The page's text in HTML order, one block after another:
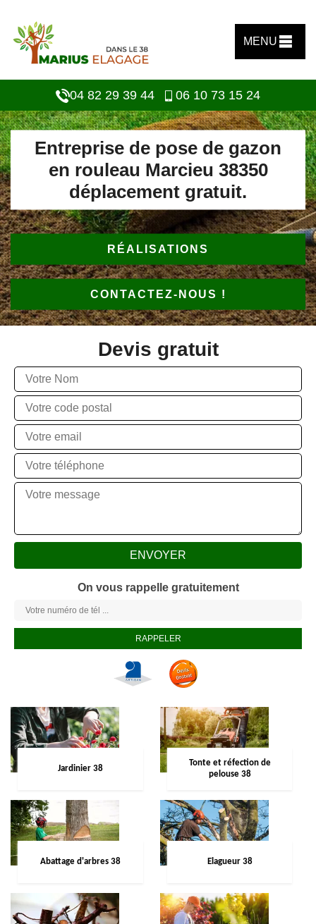
MENU
04 82 29 39 44 06 10 73 15 24
Entreprise de pose de gazon
en rouleau Marcieu 38350
déplacement gratuit.
RÉALISATIONS
CONTACTEZ-NOUS !
Devis gratuit
On vous rappelle gratuitement
Jardinier 38
Tonte et réfection de
pelouse 38
Abattage d'arbres 38 Elagueur 38